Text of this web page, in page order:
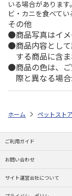
いる場合がありま
ビ・カニを食べてい
その他
商品写真はイメ
商品内容とし
する商品に含
商品の色は、
際と異なる場合
ホーム ペットストア
ご利用ガイド
お問い合わせ
サイト運営会社について